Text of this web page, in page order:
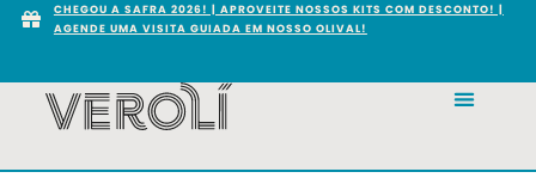
CHEGOU A SAFRA 2026! | APROVEITE NOSSOS KITS COM DESCONTO! |
AGENDE UMA VISITA GUIADA EM NOSSO OLIVAL!